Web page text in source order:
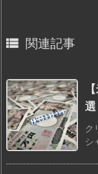
 関連記事
選
ク
シ